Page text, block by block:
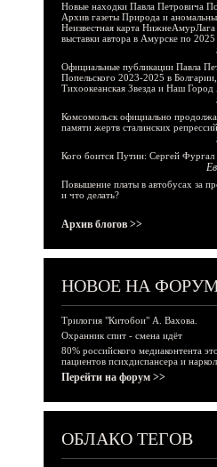
Новые находки Павла Петровича
Архив газеты Природа и
Неизвестная карта
выставки автора в Амурске по 2025
Официальные публикации Павла
Попельского 2023-2025 в Болгарии,
Тихоокеанская Звезда и Наш
Комсомольск официально
памяти жертв сталинских
Кого боится Путин: Сергей Фургал
Повышение платы в автобусах за
и что делать?
Архив блогов >>
НОВОЕ НА
Трилогия "Китобои" А. Вахова.
Охранник спит - смена идёт
80% российского медиаконтента
пациентов психдиспансера и
Перейти на форум >>
ОБЛАКО ТЕГОВ